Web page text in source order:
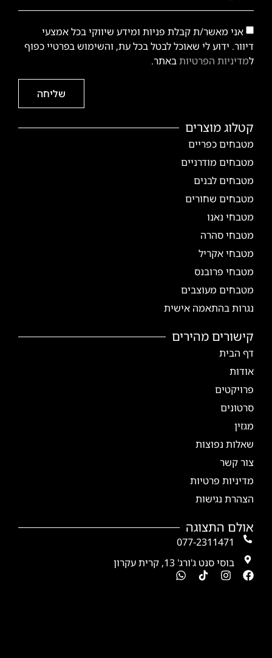
קטלוג מוצרים
מטבחים כפריים
מטבחים מודרניים
מטבחים לבנים
מטבחים שחורים
מטבחי נאנו
מטבחי סהרה
מטבחי אקריל
מטבחי פרובנס
מטבחים מעוצבים
נגרות בהתאמה אישית
קישורים מהירים
דף הבית
אודות
פרויקטים
סרטונים
מגזין
שאלות נפוצות
צור קשר
מדיניות פרטיות
הצהרת נגישות
אולם התצוגה
077-2311471
בוסי סנט ג'ורג' 13, קרית עקרון
אני מאשר/ת קבלת פניות ומידע שיווקי בכל אמצעי
דיוור. ידוע לי שאוכל לבטל בכל עת, והשימוש בפרטיי כפוף
למדיניות הפרטיותבאתר.
שליחה